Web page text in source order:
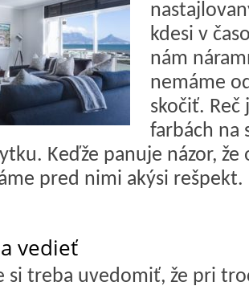
kdesi v
nám
nemáme
skočiť. Reč
farbách na
Keďže panuje názor,
pred nimi akýsi rešpekt.
vedieť
si treba uvedomiť, že pri